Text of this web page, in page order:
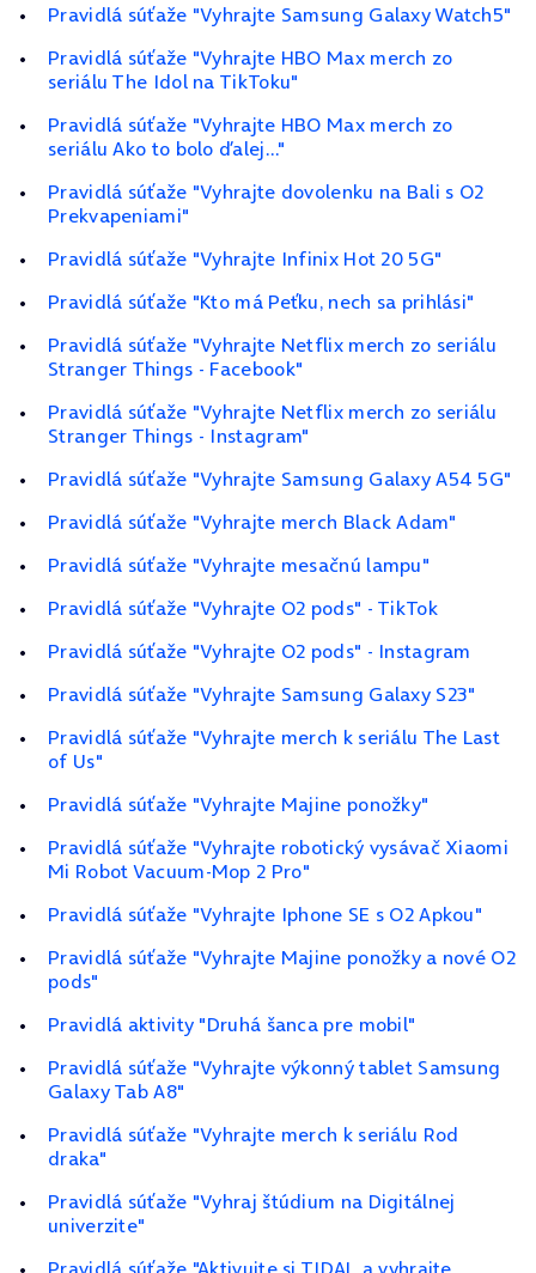
Pravidlá súťaže "Vyhrajte Samsung Galaxy Watch5"
Pravidlá súťaže "Vyhrajte HBO Max merch zo
seriálu The Idol na TikToku"
Pravidlá súťaže "Vyhrajte HBO Max merch zo
seriálu Ako to bolo ďalej..."
Pravidlá súťaže "Vyhrajte dovolenku na Bali s O2
Prekvapeniami"
Pravidlá súťaže "Vyhrajte Infinix Hot 20 5G"
Pravidlá súťaže "Kto má Peťku, nech sa prihlási"
Pravidlá súťaže "Vyhrajte Netflix merch zo seriálu
Stranger Things - Facebook"
Pravidlá súťaže "Vyhrajte Netflix merch zo seriálu
Stranger Things - Instagram"
Pravidlá súťaže "Vyhrajte Samsung Galaxy A54 5G"
Pravidlá súťaže "Vyhrajte merch Black Adam"
Pravidlá súťaže "Vyhrajte mesačnú lampu"
Pravidlá súťaže "Vyhrajte O2 pods" - TikTok
Pravidlá súťaže "Vyhrajte O2 pods" - Instagram
Pravidlá súťaže "Vyhrajte Samsung Galaxy S23"
Pravidlá súťaže "Vyhrajte merch k seriálu The Last
of Us"
Pravidlá súťaže "Vyhrajte Majine ponožky"
Pravidlá súťaže "Vyhrajte robotický vysávač Xiaomi
Mi Robot Vacuum‑Mop 2 Pro"
Pravidlá súťaže "Vyhrajte Iphone SE s O2 Apkou"
Pravidlá súťaže "Vyhrajte Majine ponožky a nové O2
pods"
Pravidlá aktivity "Druhá šanca pre mobil"
Pravidlá súťaže "Vyhrajte výkonný tablet Samsung
Galaxy Tab A8"
Pravidlá súťaže "Vyhrajte merch k seriálu Rod
draka"
Pravidlá súťaže "Vyhraj štúdium na Digitálnej
univerzite"